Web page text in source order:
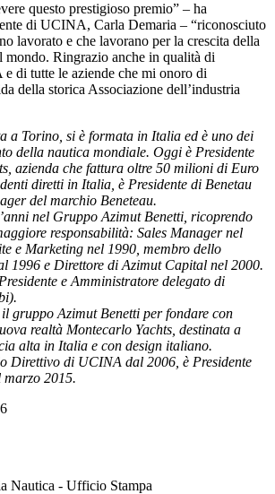
questo prestigioso premio” – ha
di UCINA, Carla Demaria – “riconosciuto
lavorato e che lavorano per la crescita della
mondo. Ringrazio anche in qualità di
di tutte le aziende che mi onoro di
della storica Associazione dell’industria
a Torino, si è formata in Italia ed è uno dei
della nautica mondiale. Oggi è Presidente
azienda che fattura oltre 50 milioni di Euro
diretti in Italia, è Presidente di Benetau
del marchio Beneteau.
nel Gruppo Azimut Benetti, ricoprendo
responsabilità: Sales Manager nel
e Marketing nel 1990, membro dello
1996 e Direttore di Azimut Capital nel 2000.
e Amministratore delegato di
gruppo Azimut Benetti per fondare con
realtà Montecarlo Yachts, destinata a
alta in Italia e con design italiano.
Direttivo di UCINA dal 2006, è Presidente
marzo 2015.
Nautica - Ufficio Stampa